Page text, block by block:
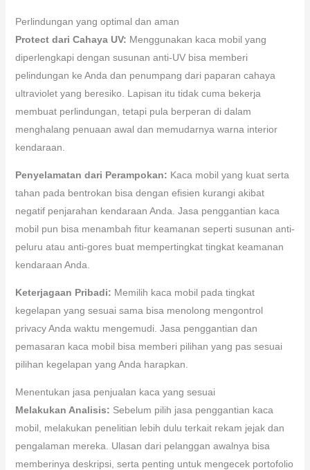
Perlindungan yang optimal dan aman
Protect dari Cahaya UV: Menggunakan kaca mobil yang
diperlengkapi dengan susunan anti-UV bisa memberi
pelindungan ke Anda dan penumpang dari paparan cahaya
ultraviolet yang beresiko. Lapisan itu tidak cuma bekerja
membuat perlindungan, tetapi pula berperan di dalam
menghalang penuaan awal dan memudarnya warna interior
kendaraan.
Penyelamatan dari Perampokan: Kaca mobil yang kuat serta
tahan pada bentrokan bisa dengan efisien kurangi akibat
negatif penjarahan kendaraan Anda. Jasa penggantian kaca
mobil pun bisa menambah fitur keamanan seperti susunan anti-
peluru atau anti-gores buat mempertingkat tingkat keamanan
kendaraan Anda.
Keterjagaan Pribadi: Memilih kaca mobil pada tingkat
kegelapan yang sesuai sama bisa menolong mengontrol
privacy Anda waktu mengemudi. Jasa penggantian dan
pemasaran kaca mobil bisa memberi pilihan yang pas sesuai
pilihan kegelapan yang Anda harapkan.
Menentukan jasa penjualan kaca yang sesuai
Melakukan Analisis: Sebelum pilih jasa penggantian kaca
mobil, melakukan penelitian lebih dulu terkait rekam jejak dan
pengalaman mereka. Ulasan dari pelanggan awalnya bisa
memberinya deskripsi, serta penting untuk mengecek portofolio